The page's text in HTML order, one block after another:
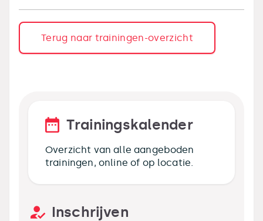
Terug naar trainingen-overzicht
Trainingskalender
Overzicht van alle aangeboden
trainingen, online of op locatie.
Inschrijven